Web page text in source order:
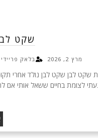
שקט
מרץ 2, 2026 בלאק
שקט לבן שקט לבן נולד אחרי
לצומת בחיים ששאל אותי אם